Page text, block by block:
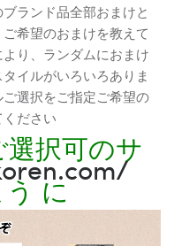
ランド品全部おまけと
希望のおまけを教えて
り、ランダムにおまけ
イルがいろいろありま
選択をご指定ご希望の
ださい
択可のサ
に